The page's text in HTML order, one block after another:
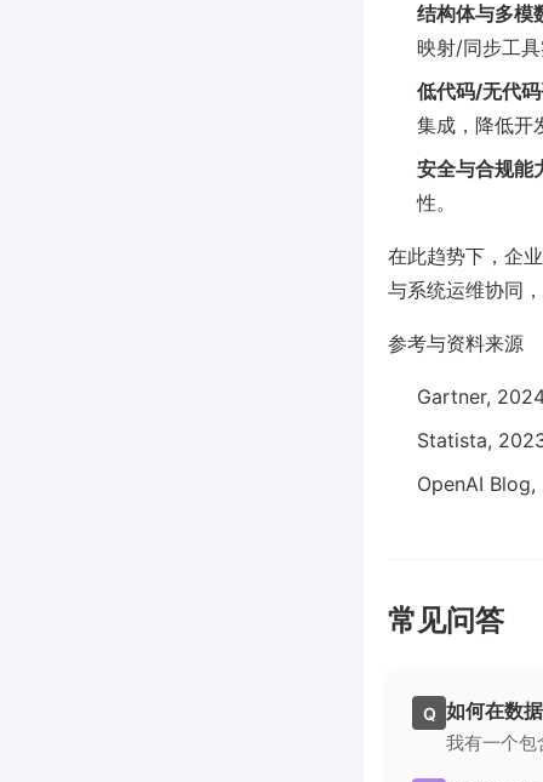
结构体与多模
映射/同步工
低代码/无代
集成，降低开
安全与合规能
性。
在此趋势下，企
与系统运维协同
参考与资料来源
Gartner,
Statista,
OpenAI
常见问答
Q 如何在数
我有一个包